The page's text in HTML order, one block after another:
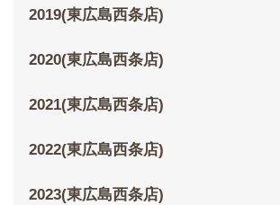
2019(東広島西条店)
2020(東広島西条店)
2021(東広島西条店)
2022(東広島西条店)
2023(東広島西条店)